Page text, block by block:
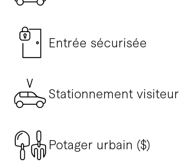
Entrée sécurisée
Stationnement visiteur
Potager urbain ($)